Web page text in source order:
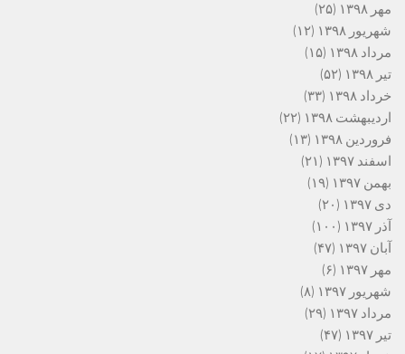
مهر ۱۳۹۸
(۲۵)
شهریور ۱۳۹۸
(۱۲)
مرداد ۱۳۹۸
(۱۵)
تیر ۱۳۹۸
(۵۲)
خرداد ۱۳۹۸
(۳۳)
اردیبهشت ۱۳۹۸
(۲۲)
فروردین ۱۳۹۸
(۱۳)
اسفند ۱۳۹۷
(۲۱)
بهمن ۱۳۹۷
(۱۹)
دی ۱۳۹۷
(۲۰)
آذر ۱۳۹۷
(۱۰۰)
آبان ۱۳۹۷
(۴۷)
مهر ۱۳۹۷
(۶)
شهریور ۱۳۹۷
(۸)
مرداد ۱۳۹۷
(۲۹)
تیر ۱۳۹۷
(۴۷)